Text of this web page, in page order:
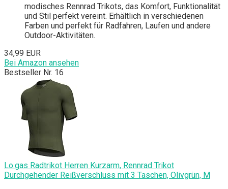
modisches Rennrad Trikots, das Komfort, Funktionalität
und Stil perfekt vereint. Erhältlich in verschiedenen
Farben und perfekt für Radfahren, Laufen und andere
Outdoor-Aktivitäten.
34,99 EUR
Bei Amazon ansehen
Bestseller Nr. 16
Lo.gas Radtrikot Herren Kurzarm, Rennrad Trikot
Durchgehender Reißverschluss mit 3 Taschen, Olivgrün, M